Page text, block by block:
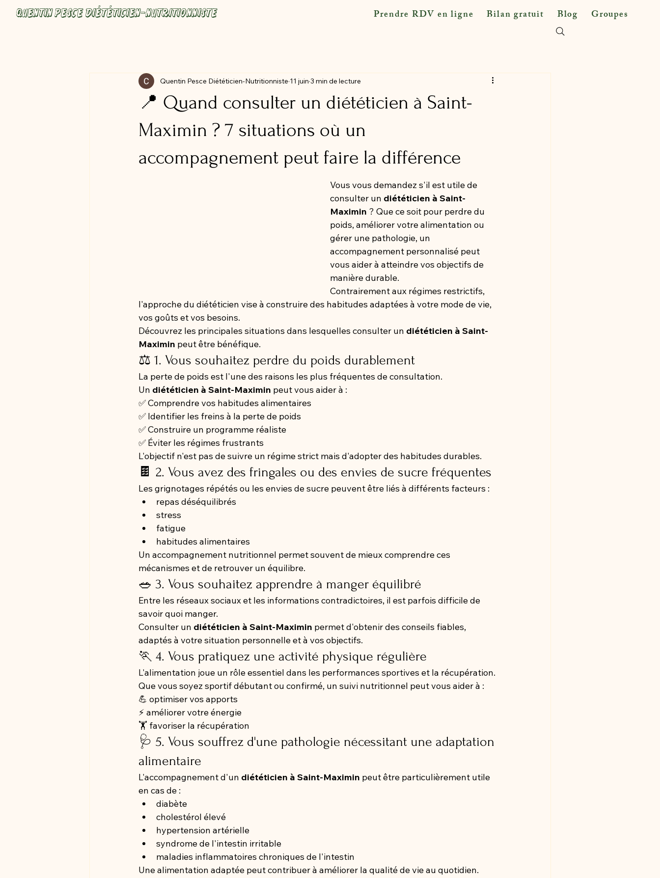
Quentin Pesce Diététicien-Nutritionniste Prendre RDV en ligne Bilan gratuit Blog Groupes
📍 Quand consulter un diététicien à Saint-
Maximin ? 7 situations où un
accompagnement peut faire la différence
Quentin Pesce Diététicien-Nutritionniste 11 juin 3 min de lecture
Vous vous demandez s'il est utile de
consulter un diététicien à Saint-
Maximin ? Que ce soit pour perdre du
poids, améliorer votre alimentation ou
gérer une pathologie, un
accompagnement personnalisé peut
vous aider à atteindre vos objectifs de
manière durable.
Contrairement aux régimes restrictifs,
l'approche du diététicien vise à construire des habitudes adaptées à votre mode de vie,
vos goûts et vos besoins.
Découvrez les principales situations dans lesquelles consulter un diététicien à Saint-
Maximin peut être bénéfique.
⚖️ 1. Vous souhaitez perdre du poids durablement
La perte de poids est l'une des raisons les plus fréquentes de consultation.
Un diététicien à Saint-Maximin peut vous aider à :
✅ Comprendre vos habitudes alimentaires
✅ Identifier les freins à la perte de poids
✅ Construire un programme réaliste
✅ Éviter les régimes frustrants
L'objectif n'est pas de suivre un régime strict mais d'adopter des habitudes durables.
🍫 2. Vous avez des fringales ou des envies de sucre fréquentes
Les grignotages répétés ou les envies de sucre peuvent être liés à différents facteurs :
repas déséquilibrés
stress
fatigue
habitudes alimentaires
Un accompagnement nutritionnel permet souvent de mieux comprendre ces
mécanismes et de retrouver un équilibre.
🥗 3. Vous souhaitez apprendre à manger équilibré
Entre les réseaux sociaux et les informations contradictoires, il est parfois difficile de
savoir quoi manger.
Consulter un diététicien à Saint-Maximin permet d'obtenir des conseils fiables,
adaptés à votre situation personnelle et à vos objectifs.
🏃 4. Vous pratiquez une activité physique régulière
L'alimentation joue un rôle essentiel dans les performances sportives et la récupération.
Que vous soyez sportif débutant ou confirmé, un suivi nutritionnel peut vous aider à :
💪 optimiser vos apports
⚡ améliorer votre énergie
🏋️ favoriser la récupération
🩺 5. Vous souffrez d'une pathologie nécessitant une adaptation
alimentaire
L'accompagnement d'un diététicien à Saint-Maximin peut être particulièrement utile
en cas de :
diabète
cholestérol élevé
hypertension artérielle
syndrome de l'intestin irritable
maladies inflammatoires chroniques de l'intestin
Une alimentation adaptée peut contribuer à améliorer la qualité de vie au quotidien.